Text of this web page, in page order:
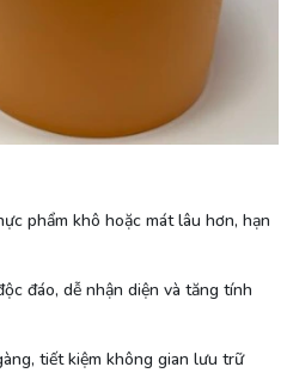
phẩm khô hoặc mát lâu hơn, hạn
đáo, dễ nhận diện và tăng tính
tiết kiệm không gian lưu trữ